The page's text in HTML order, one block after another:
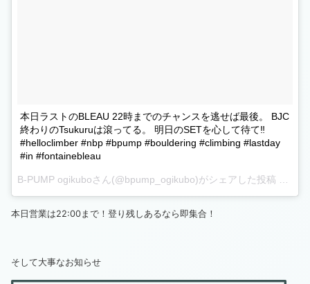
本日ラストのBLEAU 22時までのチャンスを逃せば最後。 BJC
終わりのTsukuruは滾ってる。 明日のSETを心して待て‼︎
#helloclimber #nbp #bpump #bouldering #climbing #lastday
#in #fontainebleau
B-PUMP ogikuboさん(@bpump_ogikubo)がシェアした投稿 –
本日営業は22:00まで！登り残しあるなら即集合！
そして大事なお知らせ